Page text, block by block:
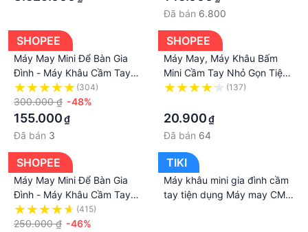
Lưc hút 27000PA, Màn hình
LCD
Đã bán 6.800
SHOPEE
Máy May Mini Để Bàn Gia
Đình - Máy Khâu Cầm Tay
Mini Gia Đình Siêu Tiện Lợi
(304)
300.000 ₫ -48%
155.000₫
Đã bán 3
SHOPEE
Máy May, Máy Khâu Bấm
Mini Cầm Tay Nhỏ Gọn Tiện
Dụng Có Hộp Đựng ssr
(137)
20.900₫
Đã bán 64
SHOPEE
Máy May Mini Để Bàn Gia
Đình - Máy Khâu Cầm Tay
Mini Gia Đình Siêu Tiện Lợi
Thiết Kế Nhỏ Gọn
(415)
250.000 ₫ -46%
TIKI
Máy khâu mini gia đình cầm
tay tiện dụng Máy may CMD